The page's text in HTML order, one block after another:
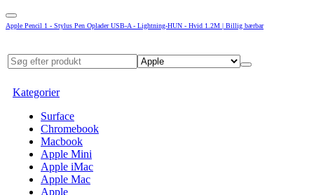
Apple Pencil 1 - Stylus Pen Oplader USB-A - Lightning-HUN - Hvid 1.2M | Billig bærbar
Kategorier
Surface
Chromebook
Macbook
Apple Mini
Apple iMac
Apple Mac
Apple